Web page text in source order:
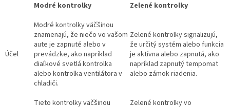
Modré kontrolky Zelené kontrolky
Účel
Modré kontrolky väčšinou
znamenajú, že niečo vo vašom
aute je zapnuté alebo v
prevádzke, ako napríklad
diaľkové svetlá kontrolka
alebo kontrolka ventilátora v
chladiči.
Zelené kontrolky signalizujú,
že určitý systém alebo funkcia
je aktívna alebo zapnutá, ako
napríklad zapnutý tempomat
alebo zámok riadenia.
Tieto kontrolky väčšinou Zelené kontrolky vo